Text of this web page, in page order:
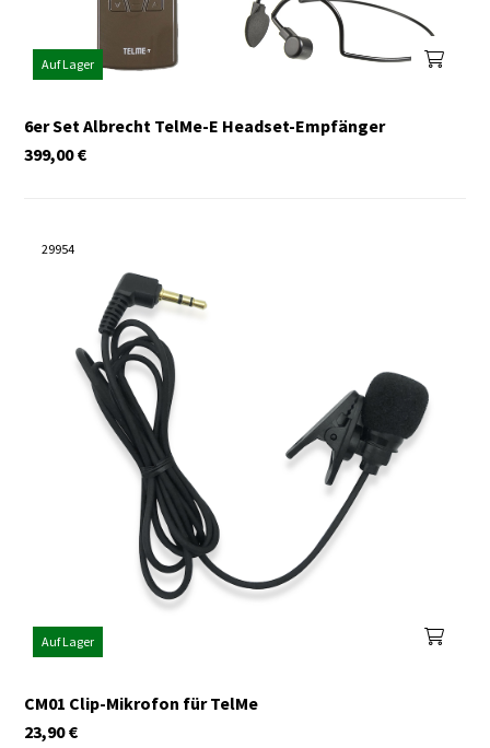
Auf Lager
6er Set Albrecht TelMe-E Headset-Empfänger
€
399,00
29954
Auf Lager
CM01 Clip-Mikrofon für TelMe
€
23,90